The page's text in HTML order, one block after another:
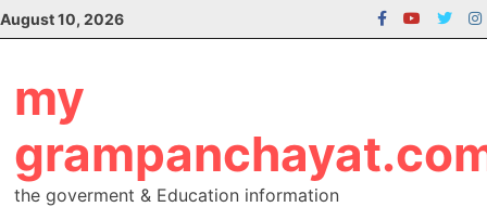
Skip
to
August 10, 2026
my
the goverment & Education information